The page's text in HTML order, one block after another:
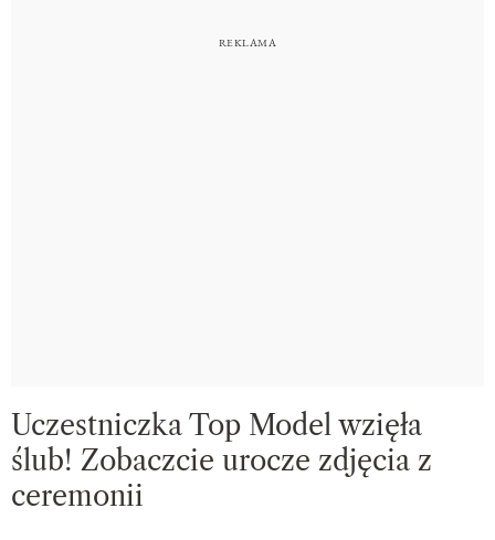
Uczestniczka Top Model wzięła
ślub! Zobaczcie urocze zdjęcia z
ceremonii